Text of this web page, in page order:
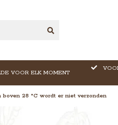
VOOR ELK MOMENT
28 °C wordt er niet verzonden